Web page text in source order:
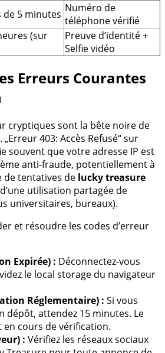
de 5 minutes Numéro de
téléphone vérifié
(sur
Preuve d’identité +
Selfie vidéo
Erreurs Courantes
cryptiques sont la bête noire de
403: Accès Refusé“ sur
souvent que votre adresse IP est
anti-fraude, potentiellement à
de tentatives de lucky treasure
utilisation partagée de
universitaires, bureaux).
et résoudre les codes d’erreur
Expirée) : Déconnectez-vous
le local storage du navigateur
Réglementaire) : Si vous
dépôt, attendez 15 minutes. Le
en cours de vérification.
: Vérifiez les réseaux sociaux